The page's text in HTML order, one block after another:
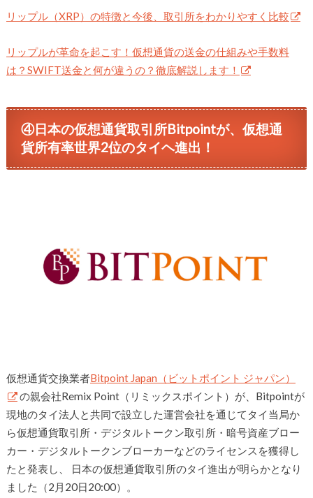
リップル（XRP）の特徴と今後、取引所をわかりやすく比較
リップルが革命を起こす！仮想通貨の送金の仕組みや手数料
は？SWIFT送金と何が違うの？徹底解説します！
④日本の仮想通貨取引所Bitpointが、仮想通
貨所有率世界2位のタイヘ進出！
仮想通貨交換業者Bitpoint Japan（ビットポイント ジャパン）
の親会社Remix Point（リミックスポイント）が、Bitpointが
現地のタイ法人と共同で設立した運営会社を通じてタイ当局か
ら仮想通貨取引所・デジタルトークン取引所・暗号資産ブロー
カー・デジタルトークンブローカーなどのライセンスを獲得し
たと発表し、 日本の仮想通貨取引所のタイ進出が明らかとなり
ました（2月20日20:00）。